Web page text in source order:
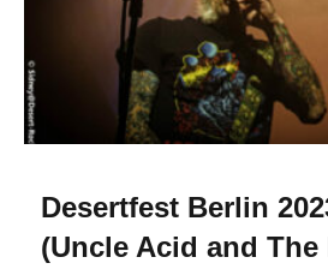
Desertfest Berlin
(Uncle Acid and The